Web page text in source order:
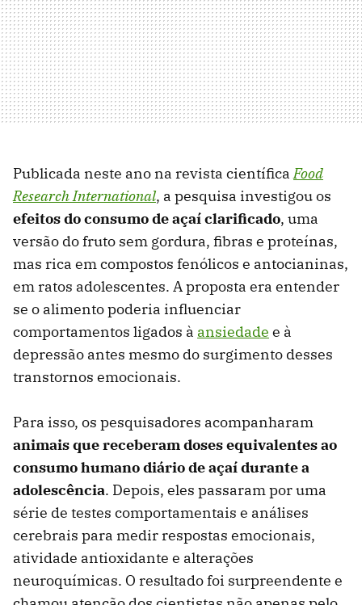
Publicada neste ano na revista científicaFood
Research International, a pesquisa investigou os
efeitos do consumo de açaí clarificado, uma
versão do fruto sem gordura, fibras e proteínas,
mas rica em compostos fenólicos e antocianinas,
em ratos adolescentes. A proposta era entender
se o alimento poderia influenciar
comportamentos ligados à ansiedade e à
depressão antes mesmo do surgimento desses
transtornos emocionais.
Para isso, os pesquisadores acompanharam
animais que receberam doses equivalentes ao
consumo humano diário de açaí durante a
adolescência. Depois, eles passaram por uma
série de testes comportamentais e análises
cerebrais para medir respostas emocionais,
atividade antioxidante e alterações
neuroquímicas. O resultado foi surpreendente e